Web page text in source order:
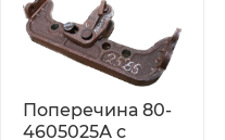
Поперечина 80-
4605025А с